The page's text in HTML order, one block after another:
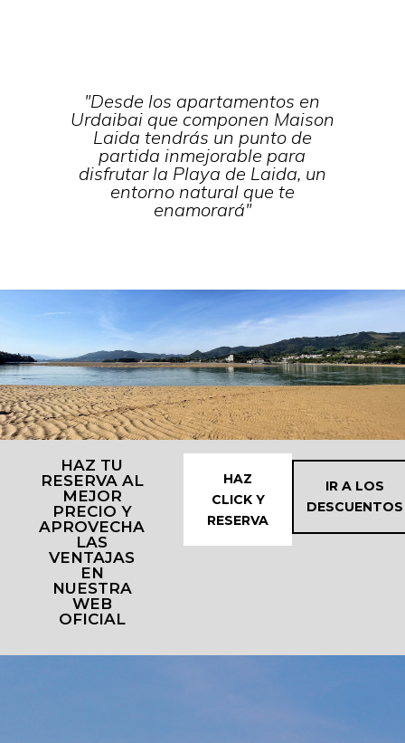
"Desde los apartamentos en
Urdaibai que componen Maison
Laida tendrás un punto de
partida inmejorable para
disfrutar la Playa de Laida, un
entorno natural que te
enamorará"
HAZ TU
RESERVA AL
MEJOR
PRECIO Y
APROVECHA
LAS
VENTAJAS
EN
NUESTRA
WEB
OFICIAL
HAZ
CLICK Y
RESERVA
IR A LOS
DESCUENTOS